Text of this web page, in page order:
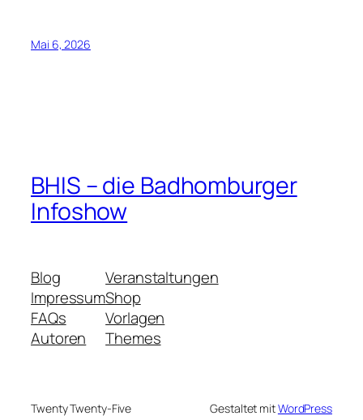
Mai 6, 2026
BHIS – die Badhomburger
Infoshow
Blog
Impressum
FAQs
Autoren
Veranstaltungen
Shop
Vorlagen
Themes
Twenty Twenty-Five Gestaltet mitWordPress